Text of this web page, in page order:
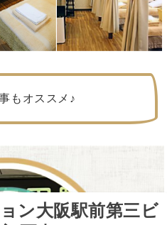
ン大阪駅前第三ビ
もオススメ♪